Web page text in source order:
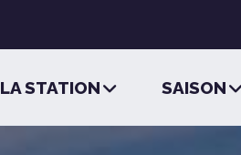
LA STATION SAISON